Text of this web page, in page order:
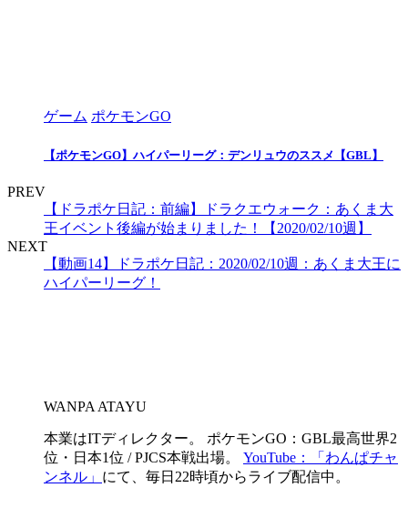
ゲーム ポケモンGO
【ポケモンGO】ハイパーリーグ：デンリュウのススメ【GBL】
PREV
【ドラポケ日記：前編】ドラクエウォーク：あくま大
王イベント後編が始まりました！【2020/02/10週】
NEXT
【動画14】ドラポケ日記：2020/02/10週：あくま大王に
ハイパーリーグ！
WANPA ATAYU
本業はITディレクター。 ポケモンGO：GBL最高世界2
位・日本1位 / PJCS本戦出場。 YouTube：「わんぱチャ
ンネル」 にて、毎日22時頃からライブ配信中。